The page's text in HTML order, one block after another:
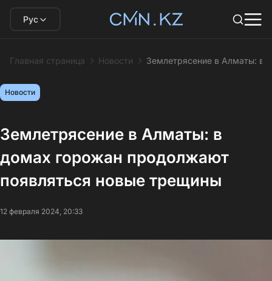
Рус
Главная страница Новости Землетрясение в Алматы: в
Новости
Землетрясение в Алматы: в
домах горожан продолжают
появляться новые трещины
12 февраля 2024, 20:33